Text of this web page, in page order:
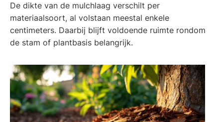
De dikte van de mulchlaag verschilt per
materiaalsoort, al volstaan meestal enkele
centimeters. Daarbij blijft voldoende ruimte rondom
de stam of plantbasis belangrijk.